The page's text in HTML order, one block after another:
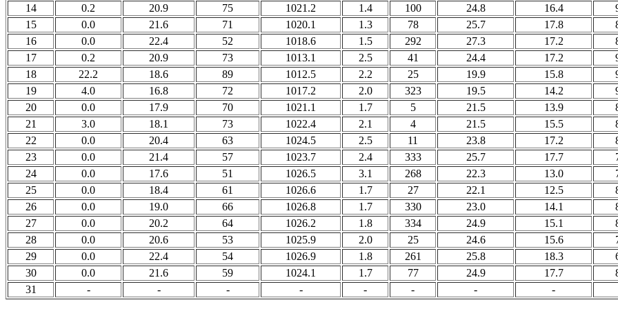
14 0.2 20.9 75 1021.2 1.4 100 24.8 16.4
15
0.0 21.6 71 1020.1 1.3 78 25.7 17.8
16
0.0 22.4 52 1018.6 1.5 292 27.3 17.2
17
0.2 20.9 73 1013.1 2.5 41 24.4 17.2
18
22.2 18.6 89 1012.5 2.2 25 19.9 15.8
19
4.0 16.8 72 1017.2 2.0 323 19.5 14.2
20
0.0 17.9 70 1021.1 1.7 5 21.5 13.9
21
3.0 18.1 73 1022.4 2.1 4 21.5 15.5
22
0.0 20.4 63 1024.5 2.5 11 23.8 17.2
23
0.0 21.4 57 1023.7 2.4 333 25.7 17.7
24
0.0 17.6 51 1026.5 3.1 268 22.3 13.0
25
0.0 18.4 61 1026.6 1.7 27 22.1 12.5
26
0.0 19.0 66 1026.8 1.7 330 23.0 14.1
27
0.0 20.2 64 1026.2 1.8 334 24.9 15.1
28
0.0 20.6 53 1025.9 2.0 25 24.6 15.6
29
0.0 22.4 54 1026.9 1.8 261 25.8 18.3
30
0.0 21.6 59 1024.1 1.7 77 24.9 17.7
31
- - - - - - - -